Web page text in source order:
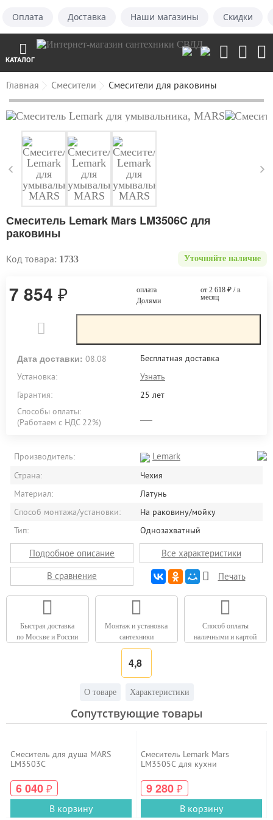
Оплата Доставка Наши магазины Скидки
КАТАЛОГ
Главная Смесители Смесители для раковины
Смеситель Lemark Mars LM3506C для
раковины
Код товара: 1733 Уточняйте наличие
7 854 ₽
оплата
Долями
от 2 618 ₽/ в
месяц
Дата доставки: 08.08
Бесплатная доставка
Установка:
Узнать
Гарантия:
25 лет
Способы оплаты:
(Работаем с НДС 22%)
Производитель: Lemark
Страна:
Чехия
Материал:
Латунь
Способ монтажа/установки:
На раковину/мойку
Тип:
Однозахватный
Подробное описание
Все характеристики
В сравнение
Печать
Быстрая доставка
по Москве и России
Монтаж и установка
сантехники
Способ оплаты
наличными и картой
4,8
О товаре Характеристики
Сопутствующие товары
Смеситель для душа MARS
LM3503C
6 040 ₽
В корзину
Смеситель Lemark Mars
LM3505C для кухни
9 280 ₽
В корзину